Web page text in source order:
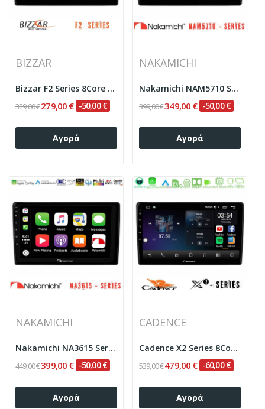
BIZZAR
Bizzar F2 Series 8Core Android16 4+64GB Opel...
329,00 €279,00 € -50,00 €
Αγορά
NAKAMICHI
Nakamichi NAM5710 Series 8Core Android13 4+64GB...
399,00 €349,00 € -50,00 €
Αγορά
NAKAMICHI
Nakamichi NA3615 Series Με Wireless Carplay &...
449,00 €399,00 € -50,00 €
Αγορά
CADENCE
Cadence X2 Series 8Core Android14 6+128GB Opel...
539,00 €479,00 € -60,00 €
Αγορά